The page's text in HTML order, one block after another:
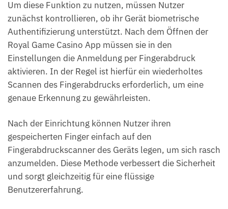
Um diese Funktion zu nutzen, müssen Nutzer
zunächst kontrollieren, ob ihr Gerät biometrische
Authentifizierung unterstützt. Nach dem Öffnen der
Royal Game Casino App müssen sie in den
Einstellungen die Anmeldung per Fingerabdruck
aktivieren. In der Regel ist hierfür ein wiederholtes
Scannen des Fingerabdrucks erforderlich, um eine
genaue Erkennung zu gewährleisten.
Nach der Einrichtung können Nutzer ihren
gespeicherten Finger einfach auf den
Fingerabdruckscanner des Geräts legen, um sich rasch
anzumelden. Diese Methode verbessert die Sicherheit
und sorgt gleichzeitig für eine flüssige
Benutzererfahrung.